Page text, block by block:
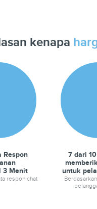
kenapa
Respon
3 Menit
respon chat
7 dari
untuk